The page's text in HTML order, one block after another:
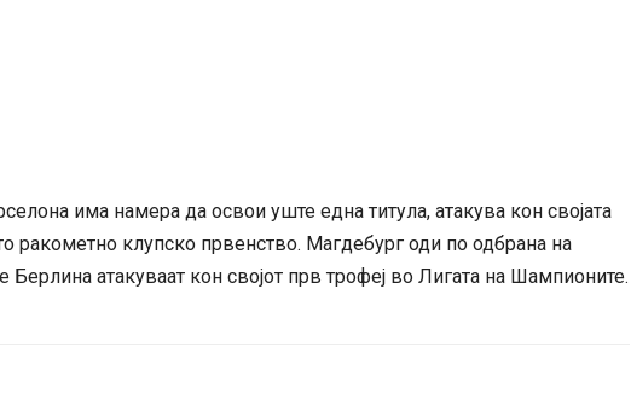
има намера да освои уште една титула, атакува кон својата
ракометно клупско првенство. Магдебург оди по одбрана на
Берлина атакуваат кон својот прв трофеј во Лигата на Шампионите.